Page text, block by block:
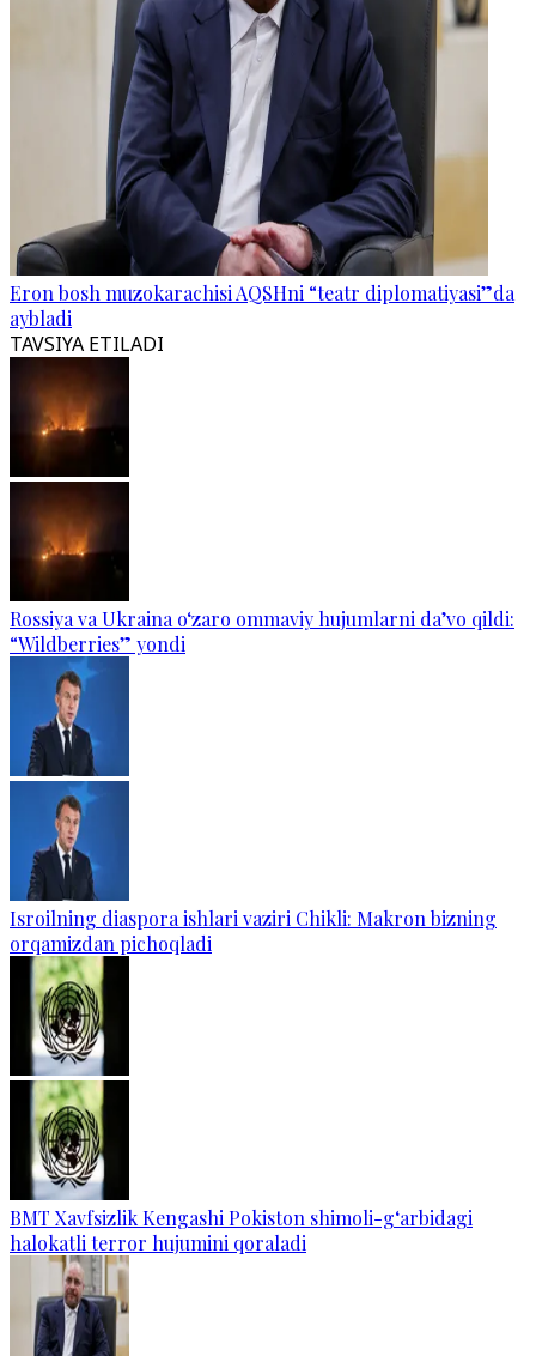
Eron bosh muzokarachisi AQSHni “teatr diplomatiyasi”da
aybladi
TAVSIYA ETILADI
Rossiya va Ukraina o‘zaro ommaviy hujumlarni da’vo qildi:
“Wildberries” yondi
Isroilning diaspora ishlari vaziri Chikli: Makron bizning
orqamizdan pichoqladi
BMT Xavfsizlik Kengashi Pokiston shimoli-g‘arbidagi
halokatli terror hujumini qoraladi